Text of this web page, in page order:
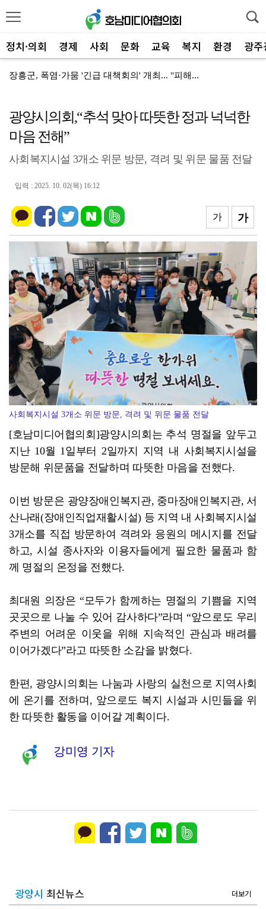
정치·의회 경제 사회 문화 교육 복지 환경 광
장흥군, 폭염·가뭄 '긴급 대책회의' 개최... "피해...
전남광주특별시, 해남 '400MW 태양광' 착공…SK하...
신안군, 'TYM 동양 국제' 박병배 대표 고향사랑기부...
광양시 광영도서관, "AI 작가" 길 위의 인문학
㈜신진기업, 광양사랑상품권 2,100만 원 '통큰' 구...
영암 가뭄 '비상'… 서삼석 농해수위원장, 현장 점검
광양시, '중증장애인생산품' 우선구매 교육…자립 기반 ...
광양시의회,“추석 맞아 따뜻한 정과 넉넉한
마음 전해”
사회복지시설 3개소 위문 방문, 격려 및 위문 물품 전달
입력 : 2025. 10. 02(목) 16:12
가
가
사회복지시설 3개소 위문 방문, 격려 및 위문 물품 전달
[호남미디어협의회]광양시의회는 추석 명절을 앞두고
지난 10월 1일부터 2일까지 지역 내 사회복지시설을
방문해 위문품을 전달하며 따뜻한 마음을 전했다.
이번 방문은 광양장애인복지관, 중마장애인복지관, 서
산나래(장애인직업재활시설) 등 지역 내 사회복지시설
3개소를 직접 방문하여 격려와 응원의 메시지를 전달
하고, 시설 종사자와 이용자들에게 필요한 물품과 함
께 명절의 온정을 전했다.
최대원 의장은 “모두가 함께하는 명절의 기쁨을 지역
곳곳으로 나눌 수 있어 감사하다”라며 “앞으로도 우리
주변의 어려운 이웃을 위해 지속적인 관심과 배려를
이어가겠다”라고 따뜻한 소감을 밝혔다.
한편, 광양시의회는 나눔과 사랑의 실천으로 지역사회
에 온기를 전하며, 앞으로도 복지 시설과 시민들을 위
한 따뜻한 활동을 이어갈 계획이다.
강미영 기자
광양시 최신뉴스 더보기